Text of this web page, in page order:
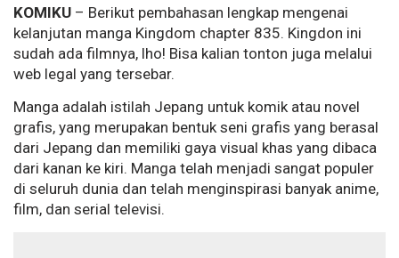
KOMIKU – Berikut pembahasan lengkap mengenai
kelanjutan manga Kingdom chapter 835. Kingdon ini
sudah ada filmnya, lho! Bisa kalian tonton juga melalui
web legal yang tersebar.
Manga adalah istilah Jepang untuk komik atau novel
grafis, yang merupakan bentuk seni grafis yang berasal
dari Jepang dan memiliki gaya visual khas yang dibaca
dari kanan ke kiri. Manga telah menjadi sangat populer
di seluruh dunia dan telah menginspirasi banyak anime,
film, dan serial televisi.